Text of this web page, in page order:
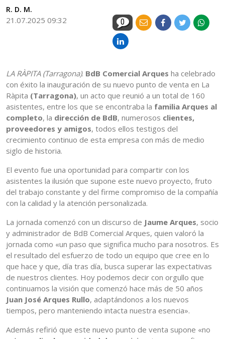
R. D. M.
21.07.2025 09:32 0
LA RÀPITA (Tarragona). BdB Comercial Arques ha celebrado
con éxito la inauguración de su nuevo punto de venta en La
Ràpita (Tarragona), un acto que reunió a un total de 160
asistentes, entre los que se encontraba la familia Arques al
completo, la dirección de BdB, numerosos clientes,
proveedores y amigos, todos ellos testigos del
crecimiento continuo de esta empresa con más de medio
siglo de historia.
El evento fue una oportunidad para compartir con los
asistentes la ilusión que supone este nuevo proyecto, fruto
del trabajo constante y del firme compromiso de la compañía
con la calidad y la atención personalizada.
La jornada comenzó con un discurso de Jaume Arques, socio
y administrador de BdB Comercial Arques, quien valoró la
jornada como «un paso que significa mucho para nosotros. Es
el resultado del esfuerzo de todo un equipo que cree en lo
que hace y que, día tras día, busca superar las expectativas
de nuestros clientes. Hoy podemos decir con orgullo que
continuamos la visión que comenzó hace más de 50 años
Juan José Arques Rullo, adaptándonos a los nuevos
tiempos, pero manteniendo intacta nuestra esencia».
Además refirió que este nuevo punto de venta supone «no